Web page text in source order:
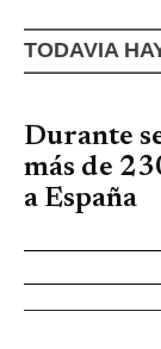
TODAVIA
Durante
más de
a España